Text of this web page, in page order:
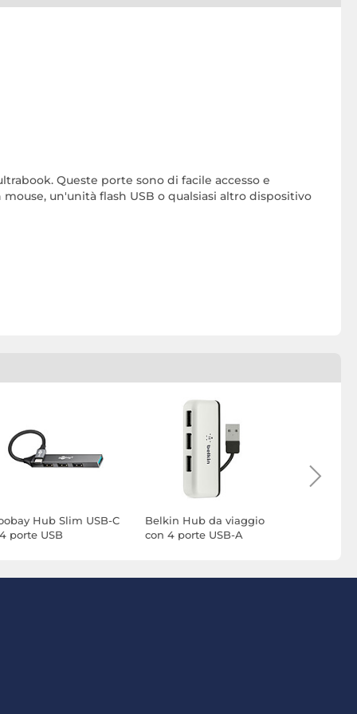
Queste porte sono di facile accesso e
un'unità flash USB o qualsiasi altro dispositivo
Hub Slim USB-C
porte USB
Belkin Hub da viaggio
con 4 porte USB-A